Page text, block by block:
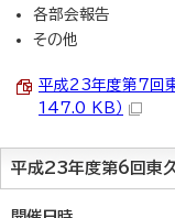
各部会報告
その他
平成23年度第7回
147.0 KB）
平成23年度第6回東